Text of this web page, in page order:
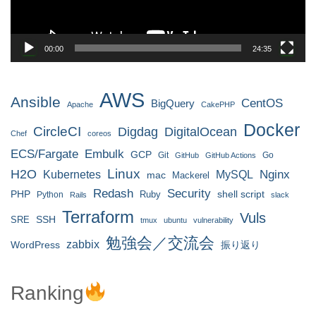
00:00 24:35
Ansible Apache AWS BigQuery CakePHP CentOS
Chef CircleCI coreos Digdag DigitalOcean Docker
ECS/Fargate Embulk GCP Git GitHub GitHub Actions Go
H2O Kubernetes Linux mac Mackerel MySQL Nginx
PHP Python Rails Redash Ruby Security shell script slack
SRE SSH Terraform tmux ubuntu vulnerability Vuls
WordPress zabbix 勉強会／交流会 振り返り
Ranking